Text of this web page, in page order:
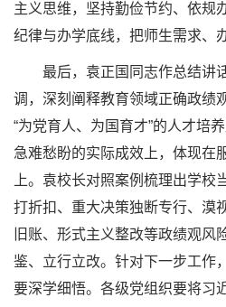
主义思维，坚持勤俭节约、依规
纪律与办学底线，把师生需求、
最后，袁正国同志作总结讲
调，深刻阐释教育领域正确政绩
“为党育人、为国育才”的人才培
急难愁盼的实际成效上，体现在
上。袁校长对照案例梳理出学校
打折扣、重大决策独断专行、漠
旧账、形式主义整改等政绩观风
鉴、立行立改。针对下一步工作
要深学细悟。各级党组织要将习